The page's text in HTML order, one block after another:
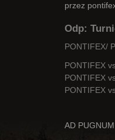
przez
Odp:
PONTIFEX/
PONTIFEX
PONTIFEX
PONTIFEX
AD PUGNUM